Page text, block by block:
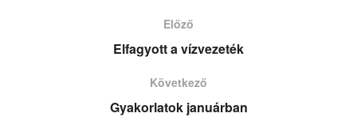
Előző
Elfagyott a vízvezeték
Következő
Gyakorlatok januárban